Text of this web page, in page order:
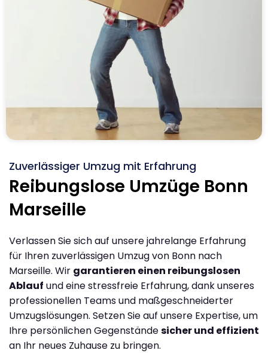
Zuverlässiger Umzug mit Erfahrung
Reibungslose Umzüge Bonn
Marseille
Verlassen Sie sich auf unsere jahrelange Erfahrung
für Ihren zuverlässigen Umzug von Bonn nach
Marseille. Wir garantieren einen reibungslosen
Ablauf und eine stressfreie Erfahrung, dank unseres
professionellen Teams und maßgeschneiderter
Umzugslösungen. Setzen Sie auf unsere Expertise, um
Ihre persönlichen Gegenständesicher und effizient
an Ihr neues Zuhause zu bringen.